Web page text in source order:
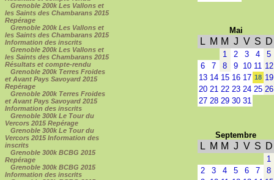
Grenoble 200k Les Vallons et
les Saints des Chambarans 2015
Repérage
Grenoble 200k Les Vallons et
les Saints des Chambarans 2015
Information des inscrits
Grenoble 200k Les Vallons et
les Saints des Chambarans 2015
Résultats et compte-rendu
Grenoble 200k Terres Froides
et Avant Pays Savoyard 2015
Repérage
Grenoble 200k Terres Froides
et Avant Pays Savoyard 2015
Information des inscrits
Grenoble 300k Le Tour du
Vercors 2015 Repérage
Grenoble 300k Le Tour du
Vercors 2015 Information des
inscrits
Grenoble 300k BCBG 2015
Repérage
Grenoble 300k BCBG 2015
Information des inscrits
Mai
L M M J V S D
1 2 3 4
5
6
7 8 9 10 11 12
13 14 15 16 17 18 19
20 21 22 23 24 25 26
27 28 29 30 31
Septembre
L M M J V S D
1
2
3 4 5 6 7
8